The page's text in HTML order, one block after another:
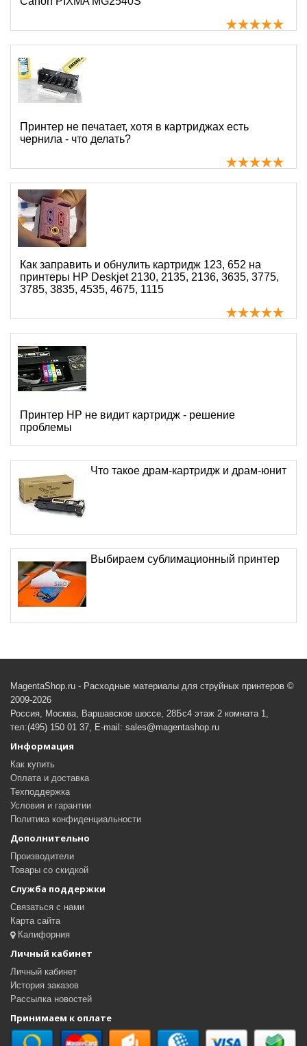
Принтер не печатает, хотя в картриджах есть
чернила - что делать?
Как заправить и обнулить картридж 123, 652 на
принтеры HP Deskjet 2130, 2135, 2136, 3635, 3775,
3785, 3835, 4535, 4675, 1115
Принтер HP не видит картридж - решение
проблемы
Что такое драм-картридж и драм-юнит
Выбираем сублимационный принтер
MagentaShop.ru - Расходные материалы для струйных принтеров ©
2009-2026
Россия, Москва, Варшавское шоссе, 28Бс4 этаж 2 комната 1,
тел:(495) 150 01 37, E-mail: sales@magentashop.ru
Информация
Как купить
Оплата и доставка
Техподдержка
Условия и гарантии
Политика конфиденциальности
Дополнительно
Производители
Товары со скидкой
Служба поддержки
Связаться с нами
Карта сайта
Калифорния
Личный кабинет
Личный кабинет
История заказов
Рассылка новостей
Принимаем к оплате